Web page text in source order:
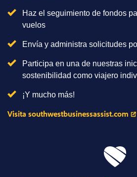
Haz el seguimiento de fondos
vuelos
Envía y administra solicitudes
Participa en una de nuestras
sostenibilidad como viajero
¡Y mucho más!
Visita southwestbusinessassist.com